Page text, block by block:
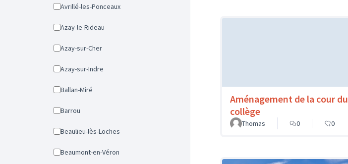
Avrillé-les-Ponceaux
Azay-le-Rideau
Azay-sur-Cher
Azay-sur-Indre
Ballan-Miré
Barrou
Beaulieu-lès-Loches
Beaumont-en-Véron
Aménagement de la cour du
collège
Thomas
0 0